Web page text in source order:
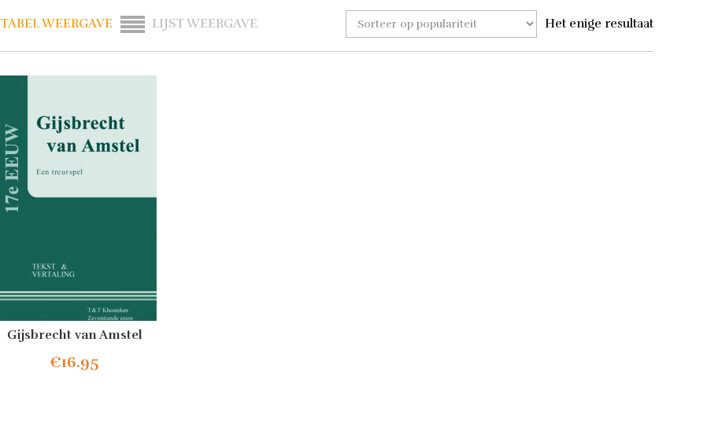
TABEL WEERGAVE LIJST WEERGAVE Het enige resultaat
Gijsbrecht van Amstel
€16.95
Toevoegen aan winkelwagen